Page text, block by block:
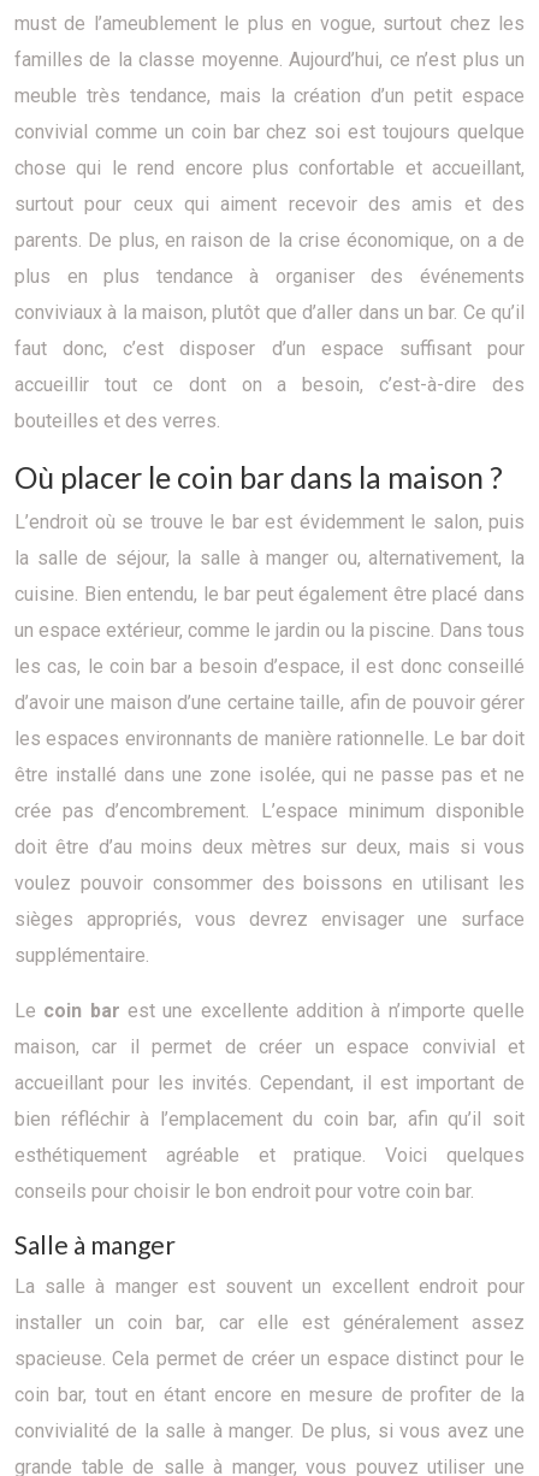
must de l’ameublement le plus en vogue, surtout chez les
familles de la classe moyenne. Aujourd’hui, ce n’est plus un
meuble très tendance, mais la création d’un petit espace
convivial comme un coin bar chez soi est toujours quelque
chose qui le rend encore plus confortable et accueillant,
surtout pour ceux qui aiment recevoir des amis et des
parents. De plus, en raison de la crise économique, on a de
plus en plus tendance à organiser des événements
conviviaux à la maison, plutôt que d’aller dans un bar. Ce qu’il
faut donc, c’est disposer d’un espace suffisant pour
accueillir tout ce dont on a besoin, c’est-à-dire des
bouteilles et des verres.
Où placer le coin bar dans la maison ?
L’endroit où se trouve le bar est évidemment le salon, puis
la salle de séjour, la salle à manger ou, alternativement, la
cuisine. Bien entendu, le bar peut également être placé dans
un espace extérieur, comme le jardin ou la piscine. Dans tous
les cas, le coin bar a besoin d’espace, il est donc conseillé
d’avoir une maison d’une certaine taille, afin de pouvoir gérer
les espaces environnants de manière rationnelle. Le bar doit
être installé dans une zone isolée, qui ne passe pas et ne
crée pas d’encombrement. L’espace minimum disponible
doit être d’au moins deux mètres sur deux, mais si vous
voulez pouvoir consommer des boissons en utilisant les
sièges appropriés, vous devrez envisager une surface
supplémentaire.
Le coin bar est une excellente addition à n’importe quelle
maison, car il permet de créer un espace convivial et
accueillant pour les invités. Cependant, il est important de
bien réfléchir à l’emplacement du coin bar, afin qu’il soit
esthétiquement agréable et pratique. Voici quelques
conseils pour choisir le bon endroit pour votre coin bar.
Salle à manger
La salle à manger est souvent un excellent endroit pour
installer un coin bar, car elle est généralement assez
spacieuse. Cela permet de créer un espace distinct pour le
coin bar, tout en étant encore en mesure de profiter de la
convivialité de la salle à manger. De plus, si vous avez une
grande table de salle à manger, vous pouvez utiliser une